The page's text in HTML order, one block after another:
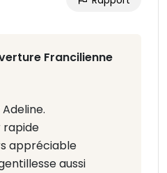
Francilienne
rapide
appréciable
aussi